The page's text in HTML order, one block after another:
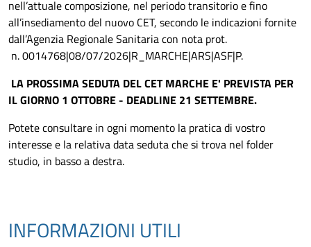
nell’attuale composizione, nel periodo transitorio e fino
all’insediamento del nuovo CET, secondo le indicazioni fornite
dall’Agenzia Regionale Sanitaria con nota prot.
n. 0014768|08/07/2026|R_MARCHE|ARS|ASF|P.
LA PROSSIMA SEDUTA DEL CET MARCHE E' PREVISTA PER
IL GIORNO 1 OTTOBRE - DEADLINE 21 SETTEMBRE.
Potete consultare in ogni momento la pratica di vostro
interesse e la relativa data seduta che si trova nel folder
studio, in basso a destra.
INFORMAZIONI UTILI